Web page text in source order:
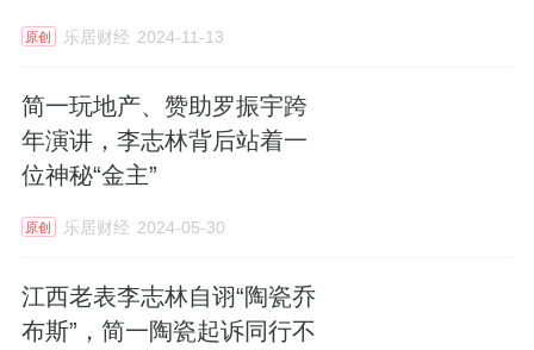
原创 乐居财经 2024-11-13
简一玩地产、赞助罗振宇跨
年演讲，李志林背后站着一
位神秘“金主”
原创 乐居财经 2024-05-30
江西老表李志林自诩“陶瓷乔
布斯”，简一陶瓷起诉同行不